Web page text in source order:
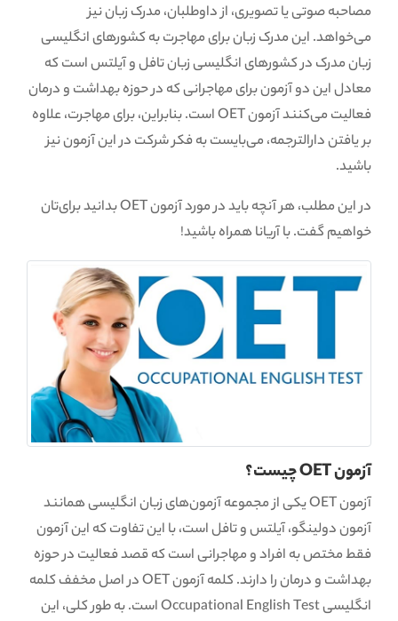
مصاحبه صوتی یا تصویری، از داوطلبان، مدرک زبان نیز
می‌خواهد. این مدرک زبان برای مهاجرت به کشورهای انگلیسی
زبان مدرک در کشورهای انگلیسی زبان تافل و آیلتس است که
معادل این دو آزمون برای مهاجرانی که در حوزه بهداشت و درمان
فعالیت می‌کنند آزمون OET است. بنابراین، برای مهاجرت، علاوه
بر یافتن دارالترجمه، می‌بایست به فکر شرکت در این آزمون نیز
باشید.
در این مطلب، هر آنچه باید در مورد آزمون OET بدانید برای‌تان
خواهیم گفت. با آریانا همراه باشید!
آزمون OET چیست؟
آزمون OET یکی از مجموعه آزمون‌های زبان انگلیسی همانند
آزمون دولینگو، آیلتس و تافل است، با این تفاوت که این آزمون
فقط مختص به افراد و مهاجرانی است که قصد فعالیت در حوزه
بهداشت و درمان را دارند. کلمه آزمون OET در اصل مخفف کلمه
انگلیسی Occupational English Test است. به طور کلی، این